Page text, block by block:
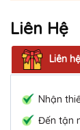
Liên Hệ
Liên
Nhận
Đến tận